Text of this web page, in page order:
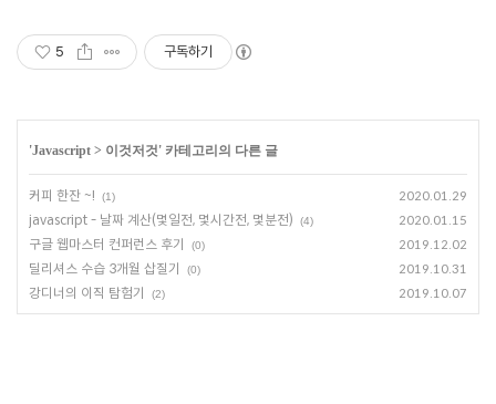
5 구독하기
'Javascript > 이것저것' 카테고리의 다른 글
커피 한잔 ~! (1) 2020.01.29
javascript - 날짜 계산(몇일전, 몇시간전, 몇분전) (4) 2020.01.15
구글 웹마스터 컨퍼런스 후기 (0) 2019.12.02
딜리셔스 수습 3개월 삽질기 (0) 2019.10.31
강디너의 이직 탐험기 (2) 2019.10.07